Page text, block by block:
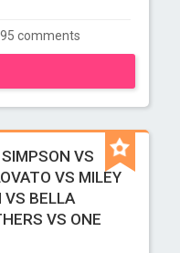
comments
VS
VS MILEY
VS BELLA
VS ONE